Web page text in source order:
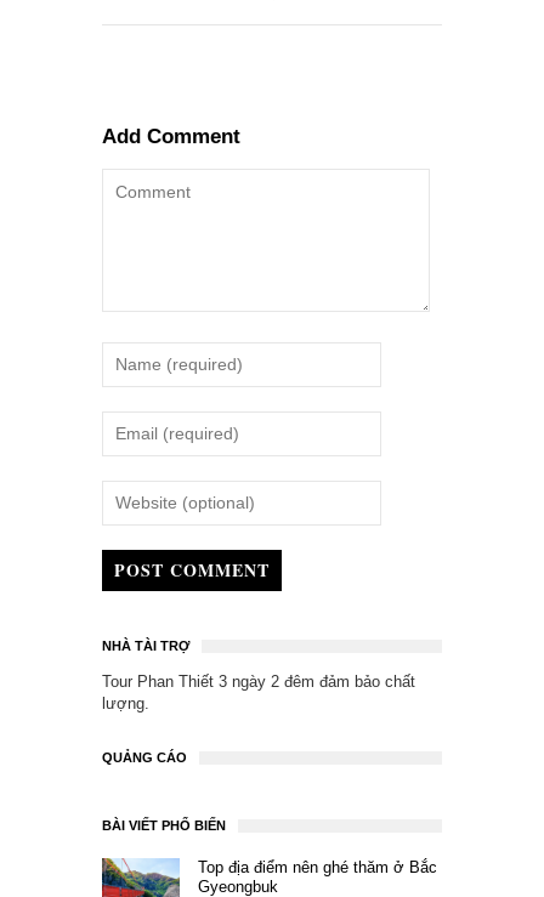
Add Comment
POST COMMENT
NHÀ TÀI TRỢ
Tour Phan Thiết 3 ngày 2 đêm đảm bảo chất
lượng.
QUẢNG CÁO
BÀI VIẾT PHỔ BIẾN
Top địa điểm nên ghé thăm ở Bắc
Gyeongbuk